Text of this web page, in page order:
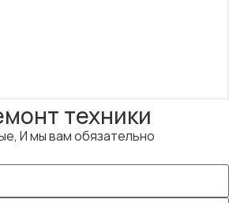
техники
И мы вам обязательно